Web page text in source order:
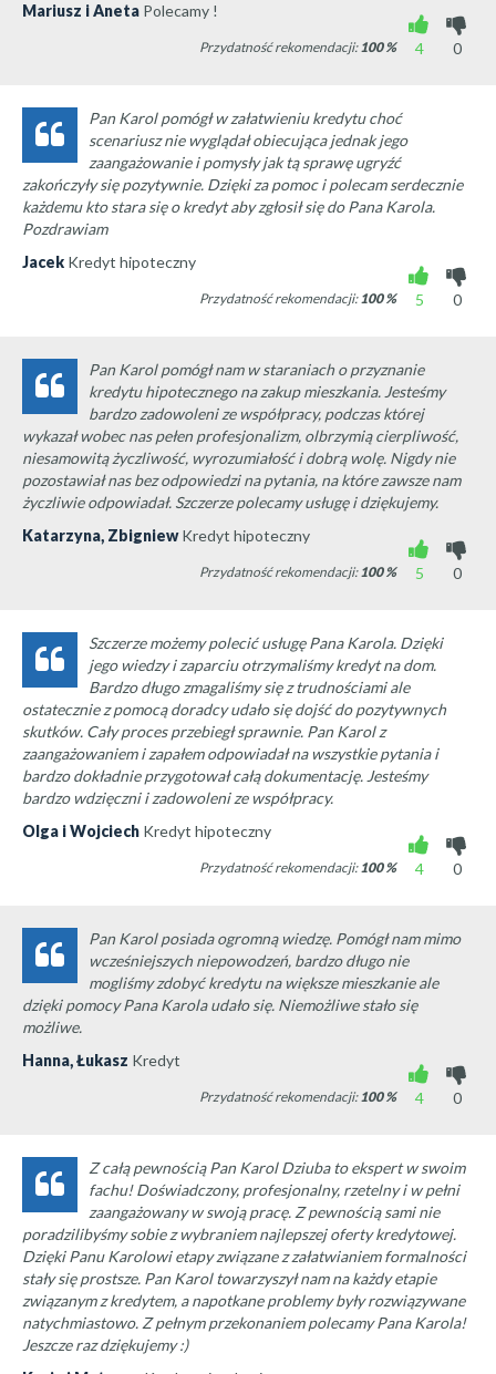
Mariusz i Aneta Polecamy !
4
0
Przydatność rekomendacji:100%
Pan Karol pomógł w załatwieniu kredytu choć
scenariusz nie wyglądał obiecująca jednak jego
zaangażowanie i pomysły jak tą sprawę ugryźć
zakończyły się pozytywnie. Dzięki za pomoc i polecam serdecznie
każdemu kto stara się o kredyt aby zgłosił się do Pana Karola.
Pozdrawiam
Jacek Kredyt hipoteczny
5
0
Przydatność rekomendacji:100%
Pan Karol pomógł nam w staraniach o przyznanie
kredytu hipotecznego na zakup mieszkania. Jesteśmy
bardzo zadowoleni ze współpracy, podczas której
wykazał wobec nas pełen profesjonalizm, olbrzymią cierpliwość,
niesamowitą życzliwość, wyrozumiałość i dobrą wolę. Nigdy nie
pozostawiał nas bez odpowiedzi na pytania, na które zawsze nam
życzliwie odpowiadał. Szczerze polecamy usługę i dziękujemy.
Katarzyna, ZbigniewKredyt hipoteczny
5
0
Przydatność rekomendacji:100%
Szczerze możemy polecić usługę Pana Karola. Dzięki
jego wiedzy i zaparciu otrzymaliśmy kredyt na dom.
Bardzo długo zmagaliśmy się z trudnościami ale
ostatecznie z pomocą doradcy udało się dojść do pozytywnych
skutków. Cały proces przebiegł sprawnie. Pan Karol z
zaangażowaniem i zapałem odpowiadał na wszystkie pytania i
bardzo dokładnie przygotował całą dokumentację. Jesteśmy
bardzo wdzięczni i zadowoleni ze współpracy.
Olga i Wojciech Kredyt hipoteczny
4
0
Przydatność rekomendacji:100%
Pan Karol posiada ogromną wiedzę. Pomógł nam mimo
wcześniejszych niepowodzeń, bardzo długo nie
mogliśmy zdobyć kredytu na większe mieszkanie ale
dzięki pomocy Pana Karola udało się. Niemożliwe stało się
możliwe.
Hanna, Łukasz Kredyt
4
0
Przydatność rekomendacji:100%
Z całą pewnością Pan Karol Dziuba to ekspert w swoim
fachu! Doświadczony, profesjonalny, rzetelny i w pełni
zaangażowany w swoją pracę. Z pewnością sami nie
poradzilibyśmy sobie z wybraniem najlepszej oferty kredytowej.
Dzięki Panu Karolowi etapy związane z załatwianiem formalności
stały się prostsze. Pan Karol towarzyszył nam na każdy etapie
związanym z kredytem, a napotkane problemy były rozwiązywane
natychmiastowo. Z pełnym przekonaniem polecamy Pana Karola!
Jeszcze raz dziękujemy :)